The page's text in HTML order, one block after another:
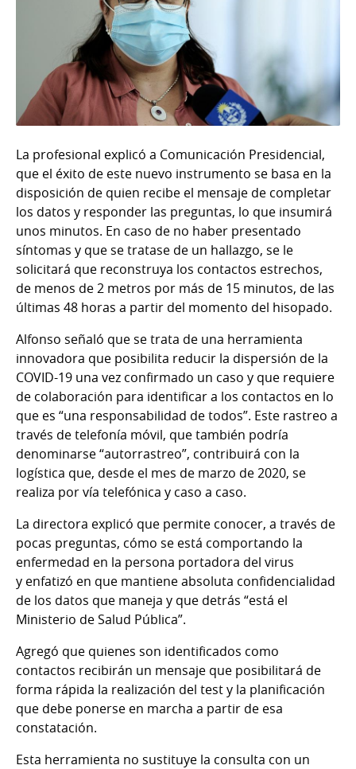
La profesional explicó a Comunicación Presidencial,
que el éxito de este nuevo instrumento se basa en la
disposición de quien recibe el mensaje de completar
los datos y responder las preguntas, lo que insumirá
unos minutos. En caso de no haber presentado
síntomas y que se tratase de un hallazgo, se le
solicitará que reconstruya los contactos estrechos,
de menos de 2 metros por más de 15 minutos, de las
últimas 48 horas a partir del momento del hisopado.
Alfonso señaló que se trata de una herramienta
innovadora que posibilita reducir la dispersión de la
COVID-19 una vez confirmado un caso y que requiere
de colaboración para identificar a los contactos en lo
que es “una responsabilidad de todos”. Este rastreo a
través de telefonía móvil, que también podría
denominarse “autorrastreo”, contribuirá con la
logística que, desde el mes de marzo de 2020, se
realiza por vía telefónica y caso a caso.
La directora explicó que permite conocer, a través de
pocas preguntas, cómo se está comportando la
enfermedad en la persona portadora del virus
y enfatizó en que mantiene absoluta confidencialidad
de los datos que maneja y que detrás “está el
Ministerio de Salud Pública”.
Agregó que quienes son identificados como
contactos recibirán un mensaje que posibilitará de
forma rápida la realización del test y la planificación
que debe ponerse en marcha a partir de esa
constatación.
Esta herramienta no sustituye la consulta con un